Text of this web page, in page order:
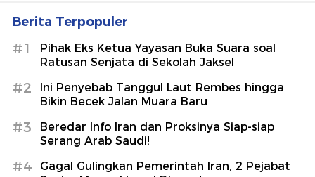
Berita Terpopuler
#1
Pihak Eks Ketua Yayasan Buka Suara soal
Ratusan Senjata di Sekolah Jaksel
#2
Ini Penyebab Tanggul Laut Rembes hingga
Bikin Becek Jalan Muara Baru
#3
Beredar Info Iran dan Proksinya Siap-siap
Serang Arab Saudi!
#4
Gagal Gulingkan Pemerintah Iran, 2 Pejabat